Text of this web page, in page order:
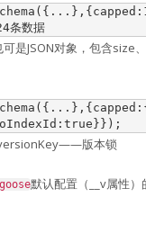
({...},{ capped :
条数据
可是JSON对象，包含size
({...},{ capped
: true }});
版本锁
默认配置（__v属性